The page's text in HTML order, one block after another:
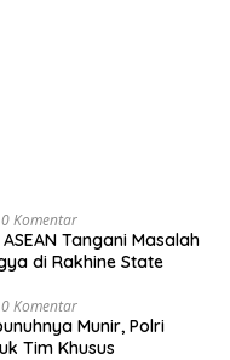
0 Komentar
Tangani Masalah
di Rakhine State
0 Komentar
Munir, Polri
Tim Khusus